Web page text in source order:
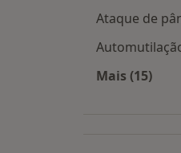
Ataque de
Mais (15)